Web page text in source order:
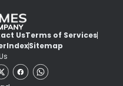
UsTerms of Services
IndexSitemap